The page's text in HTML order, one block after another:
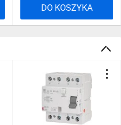
raz na 12 miesięcy, a aparaty w
stać
DO KOSZYKA